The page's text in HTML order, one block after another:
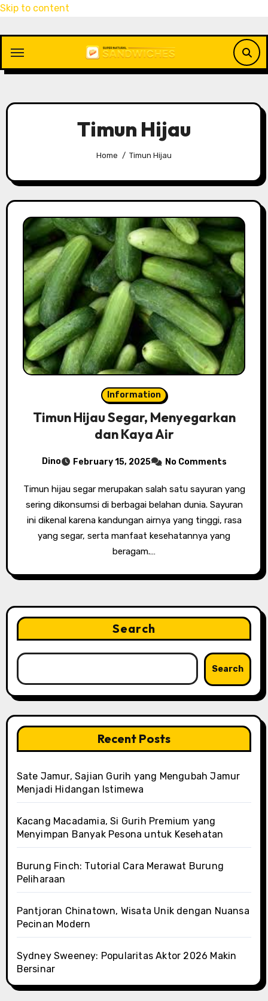
Skip to content
Timun Hijau
Home Timun Hijau
Information
Timun Hijau Segar, Menyegarkan
dan Kaya Air
Dino February 15, 2025 No Comments
Timun hijau segar merupakan salah satu sayuran yang
sering dikonsumsi di berbagai belahan dunia. Sayuran
ini dikenal karena kandungan airnya yang tinggi, rasa
yang segar, serta manfaat kesehatannya yang
beragam.…
Search
Search
Recent Posts
Sate Jamur, Sajian Gurih yang Mengubah Jamur
Menjadi Hidangan Istimewa
Kacang Macadamia, Si Gurih Premium yang
Menyimpan Banyak Pesona untuk Kesehatan
Burung Finch: Tutorial Cara Merawat Burung
Peliharaan
Pantjoran Chinatown, Wisata Unik dengan Nuansa
Pecinan Modern
Sydney Sweeney: Popularitas Aktor 2026 Makin
Bersinar